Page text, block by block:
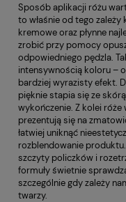
Sposób aplikacji różu
to właśnie od tego
kremowe oraz płynne
zrobić przy pomocy
odpowiedniego pędzla.
intensywnością koloru –
bardziej wyrazisty efekt.
pięknie stapia się ze
wykończenie. Z kolei
prezentują się na
łatwiej uniknąć
rozblendowanie
szczyty policzków i
formuły świetnie
szczególnie gdy zależy
twarzy.